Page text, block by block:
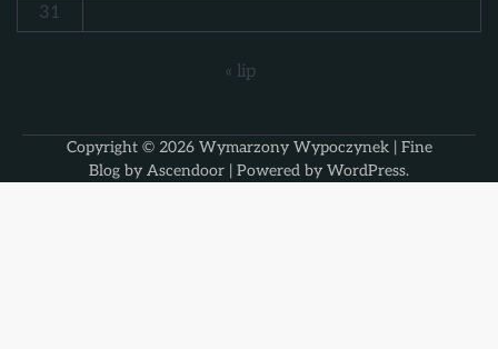
31
« lip
Copyright © 2026 Wymarzony Wypoczynek| Fine
Blog by Ascendoor | Powered by WordPress.